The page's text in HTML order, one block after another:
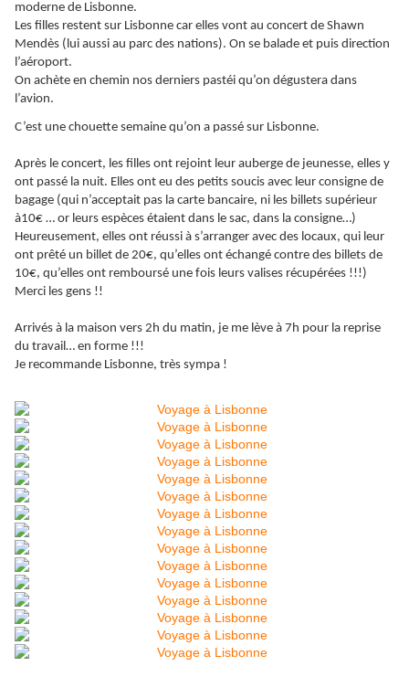
moderne de Lisbonne.
Les filles restent sur Lisbonne car elles vont au concert de Shawn
Mendès (lui aussi au parc des nations). On se balade et puis direction
l’aéroport.
On achète en chemin nos derniers pastéi qu’on dégustera dans
l’avion.
C’est une chouette semaine qu’on a passé sur Lisbonne.
Après le concert, les filles ont rejoint leur auberge de jeunesse, elles y
ont passé la nuit. Elles ont eu des petits soucis avec leur consigne de
bagage (qui n’acceptait pas la carte bancaire, ni les billets supérieur
à10€ … or leurs espèces étaient dans le sac, dans la consigne…)
Heureusement, elles ont réussi à s’arranger avec des locaux, qui leur
ont prêté un billet de 20€, qu’elles ont échangé contre des billets de
10€, qu’elles ont remboursé une fois leurs valises récupérées !!!)
Merci les gens !!
Arrivés à la maison vers 2h du matin, je me lève à 7h pour la reprise
du travail… en forme !!!
Je recommande Lisbonne, très sympa !